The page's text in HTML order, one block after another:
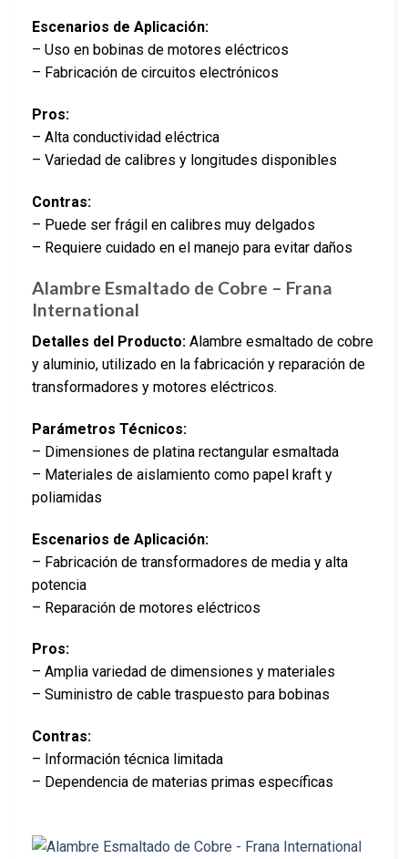
Escenarios de Aplicación:
– Uso en bobinas de motores eléctricos
– Fabricación de circuitos electrónicos
Pros:
– Alta conductividad eléctrica
– Variedad de calibres y longitudes disponibles
Contras:
– Puede ser frágil en calibres muy delgados
– Requiere cuidado en el manejo para evitar daños
Alambre Esmaltado de Cobre – Frana
International
Detalles del Producto: Alambre esmaltado de cobre
y aluminio, utilizado en la fabricación y reparación de
transformadores y motores eléctricos.
Parámetros Técnicos:
– Dimensiones de platina rectangular esmaltada
– Materiales de aislamiento como papel kraft y
poliamidas
Escenarios de Aplicación:
– Fabricación de transformadores de media y alta
potencia
– Reparación de motores eléctricos
Pros:
– Amplia variedad de dimensiones y materiales
– Suministro de cable traspuesto para bobinas
Contras:
– Información técnica limitada
– Dependencia de materias primas específicas